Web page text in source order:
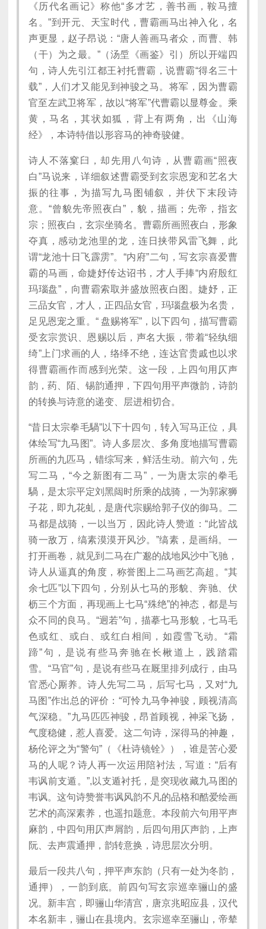
《历代名画记》称他“多才艺，善书画，鞍马擅
名。”到开元、天宝时代，曹霸画马出神入化，名
声更显，赵子昂说：“唐人善画马者众，而曹、韩
（干）为之最。”（汤垕《画鉴》引）所以开端四
句，诗人先引江都王衬托曹霸，说曹霸“得名三十
载”，人们才又能见到神骏之马。将军，因为曹霸
官至左武卫将军，故以“将军”代曹霸以显尊金。乘
黄，马名，其状如狐，背上有两角，出《山海
经》，本诗特借以形容马的神奇骏健。
诗人不落窠臼，却先用八句诗，从曹霸画“照夜
白”马说来，详细叙述曹霸受到玄宗恩宠和艺名大
振的往事，为描写九马图铺叙，并伏下末段诗
意。“曾貌先帝照夜白”，貌，描画；先帝，指玄
宗；照夜白，玄宗坐骑名。曹霸所画照夜白，形象
夺真，感动龙池里的龙，连日挟带风雷飞舞，此
谓“龙池十日飞霹雳”。“内府”二句，写玄宗喜爱曹
霸的马画，命婕妤传达诏书，才人手捧“内府殷红
玛瑙盘”，向曹霸索取并盛放照夜白图。婕妤，正
三品女官，才人，正四品女官，玛瑙盘极为名贵，
足见恩宠之重。“ 盘赐将军”，以下四句，描写曹霸
受玄宗赏识、恩赐以后，声名大振，带着“轻纨细
绮”上门求画的人，络绎不绝，连达官贵戚也以求
得曹霸画作而感到光荣。这一段，上四句用仄声
韵，药、陌、锡韵通押，下四句用平声微韵，诗韵
的转换与诗意的递变、层进相切合。
“昔日太宗拳毛騧”以下十四句，转入写马正位，具
体绘写“九马图”。诗人多层次、多角度地描写曹霸
所画的九匹马，错综写来，鲜活生动。前六句，先
写二马，“今之新图有二马”，一为唐太宗的拳毛
騧，是太宗平定刘黑闼时所乘的战骑，一为郭家狮
子花，即九花虬，是唐代宗赐给郭子仪的御马。二
马都是战骑，一以当万，因此诗人赞道：“此皆战
骑一敌万，缟素漠漠开风沙。”缟素，是画绢。一
打开画卷，就见到二马在广邈的战地风沙中飞驰，
诗人从逼真的角度，称誉图上二马画艺高超。“其
余七匹”以下四句，分别从七马的形貌、奔驰、伏
枥三个方面，再现画上七马“殊绝”的神态，都是与
众不同的良马。“迥若”句，描摹七马形貌，七马毛
色或红、或白、或红白相间，如霞雪飞动。“霜
蹄”句，是说有些马奔驰在长楸道上，践踏霜
雪。“马官”句，是说有些马在厩里排列成行，由马
官悉心厮养。诗人先写二马，后写七马，又对“九
马图”作出总的评价：“可怜九马争神骏，顾视清高
气深稳。”九马匹匹神骏，昂首顾视，神采飞扬，
气度稳健，惹人喜爱。这二句诗，深得马的神趣，
杨伦评之为“警句”（《杜诗镜铨》），谁是苦心爱
马的人呢？诗人再一次运用陪衬法，写道：“后有
韦讽前支遁。”,以支遁衬托，是突现收藏九马图的
韦讽。这句诗赞誉韦讽风韵不凡的品格和酷爱绘画
艺术的高深素养，也遥扣题意。本段前六句用平声
麻韵，中四句用仄声屑韵，后四句用仄声韵，上声
阮、去声震通押，韵转意换，诗思层次分明。
最后一段共八句，押平声东韵（只有一处为冬韵，
通押），一韵到底。前四句写玄宗巡幸骊山的盛
况。新丰宫，即骊山华清宫，唐京兆昭应县，汉代
本名新丰，骊山在县境内。玄宗巡幸至骊山，帝辇